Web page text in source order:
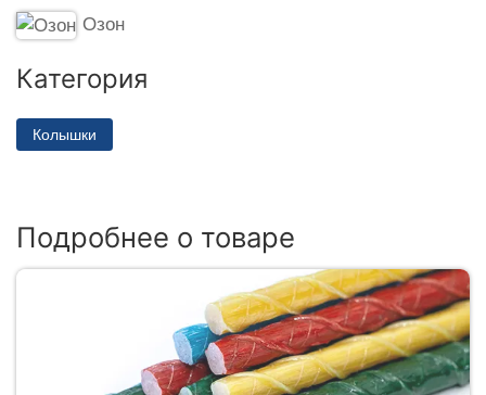
Озон
Категория
Колышки
Подробнее о товаре